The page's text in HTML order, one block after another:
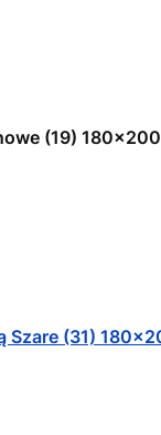
(19) 180x200